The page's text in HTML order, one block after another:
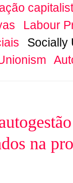
Labour
Socially
na